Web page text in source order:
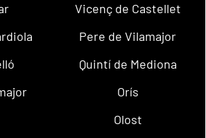
Vicenç de Castellet
Pere de Vilamajor
Quintí de Mediona
Orís
Olost